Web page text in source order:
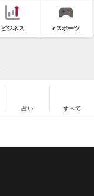
ビジネス eスポーツ
占い すべて